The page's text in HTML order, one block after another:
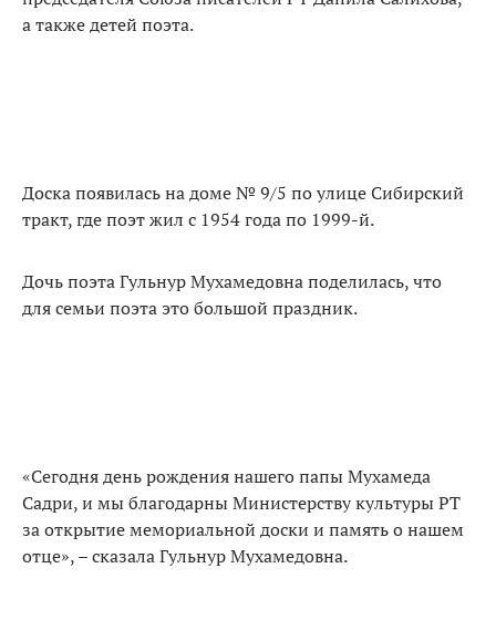
а также детей поэта.
Доска появилась на доме № 9/5 по улице Сибирский
тракт, где поэт жил с 1954 года по 1999-й.
Дочь поэта Гульнур Мухамедовна поделилась, что
для семьи поэта это большой праздник.
«Сегодня день рождения нашего папы Мухамеда
Садри, и мы благодарны Министерству культуры РТ
за открытие мемориальной доски и память о нашем
отце», – сказала Гульнур Мухамедовна.